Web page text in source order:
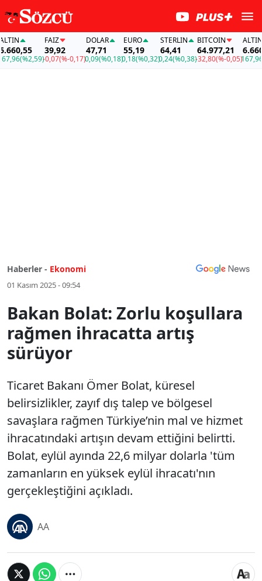
(%2,59)
FAİZ
39,92
-0,07(%-0,17)
DOLAR
47,71
0,09(%0,18)
EURO
55,19
0,18(%0,32)
STERLIN
64,41
0,24(%0,38)
BITCOIN
64.977,21
-32,80(%-0,05)
ALTIN
167,96
Haberler - Ekonomi
01 Kasım 2025 - 09:54
Bakan Bolat: Zorlu koşullara
rağmen ihracatta artış
sürüyor
Ticaret Bakanı Ömer Bolat, küresel
belirsizlikler, zayıf dış talep ve bölgesel
savaşlara rağmen Türkiye’nin mal ve hizmet
ihracatındaki artışın devam ettiğini belirtti.
Bolat, eylül ayında 22,6 milyar dolarla 'tüm
zamanların en yüksek eylül ihracatı'nın
gerçekleştiğini açıkladı.
AA